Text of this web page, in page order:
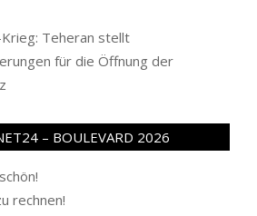
Teheran stellt
für die Öffnung der
– BOULEVARD 2026
rechnen!